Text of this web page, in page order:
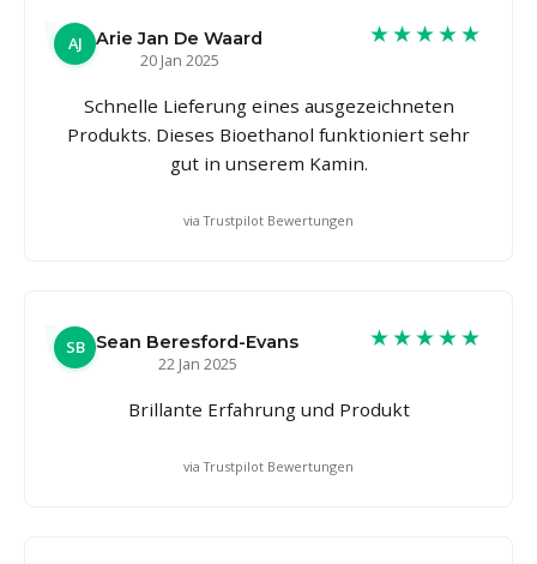
AJ
Arie Jan De Waard
20 Jan 2025
★★★★★
Schnelle Lieferung eines ausgezeichneten
Produkts. Dieses Bioethanol funktioniert sehr
gut in unserem Kamin.
via Trustpilot Bewertungen
SB Sean Beresford-Evans
22 Jan 2025
★★★★★
Brillante Erfahrung und Produkt
via Trustpilot Bewertungen